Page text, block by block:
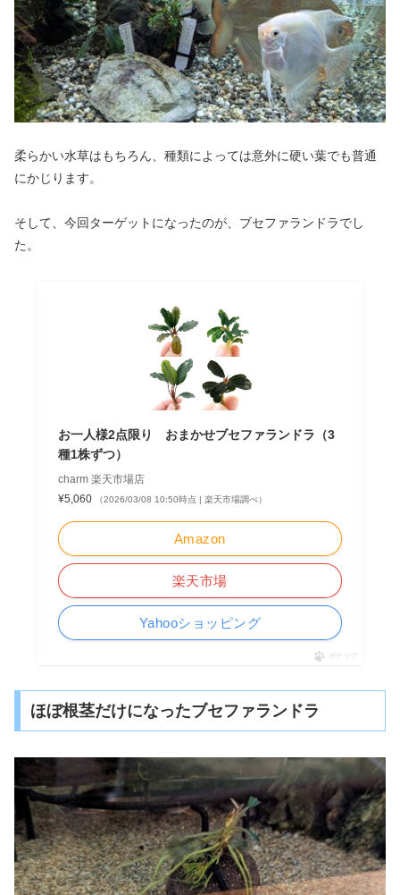
柔らかい水草はもちろん、種類によっては意外に硬い葉でも普通
にかじります。
そして、今回ターゲットになったのが、ブセファランドラでし
た。
お一人様2点限り おまかせブセファランドラ（3
種1株ずつ）
charm 楽天市場店
¥5,060
（2026/03/08 10:50時点 | 楽天市場調べ）
Amazon
楽天市場
Yahooショッピング
ポチップ
ほぼ根茎だけになったブセファランドラ